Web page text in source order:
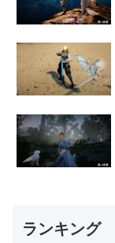
ランキング